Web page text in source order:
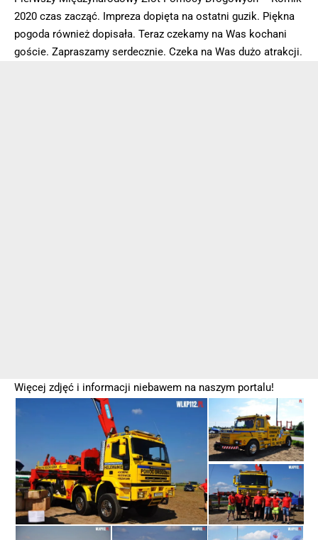
2020 czas zacząć. Impreza dopięta na ostatni guzik. Piękna
pogoda również dopisała. Teraz czekamy na Was kochani
goście. Zapraszamy serdecznie. Czeka na Was dużo atrakcji.
Więcej zdjęć i informacji niebawem na naszym portalu!